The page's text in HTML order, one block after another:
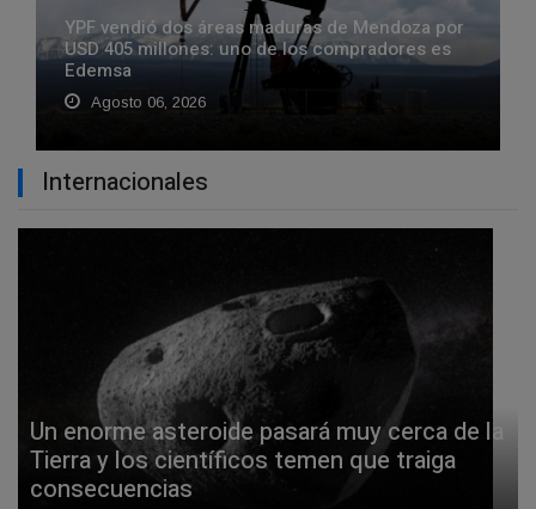
YPF vendió dos áreas maduras de Mendoza por
USD 405 millones: uno de los compradores es
Edemsa
Agosto 06, 2026
Internacionales
Un enorme asteroide pasará muy cerca de la
Tierra y los científicos temen que traiga
consecuencias